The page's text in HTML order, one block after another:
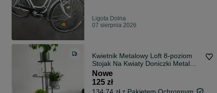
Ligota Dolna
07 sierpnia 2026
Kwietnik Metalowy Loft 8-poziom
Stojak Na Kwiaty Doniczki Metal
Czarny
Nowe
125 zł